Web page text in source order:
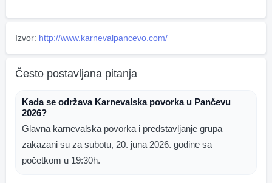
Izvor: http://www.karnevalpancevo.com/
Često postavljana pitanja
Kada se održava Karnevalska povorka u Pančevu
2026?
Glavna karnevalska povorka i predstavljanje grupa
zakazani su za subotu, 20. juna 2026. godine sa
početkom u 19:30h.